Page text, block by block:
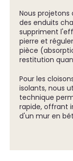
Nous projetons
des enduits
suppriment
pierre et
pièce
restitution
Pour les
isolants, nous
technique
rapide, offrant
d'un mur en